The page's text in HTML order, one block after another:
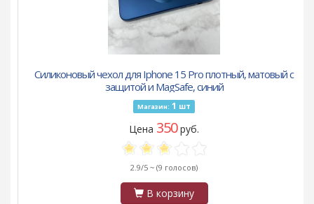
Силиконовый чехол для Iphone 15 Pro плотный, матовый с
защитой и MagSafe, синий
Магазин: 1 шт
Цена 350руб.
2.9/5 ~ (9 голосов)
В корзину